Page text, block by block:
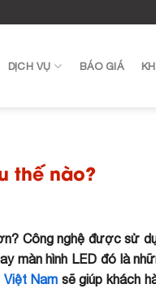
DỊCH VỤ BÁO GIÁ
thế nào?
Công nghệ được sử
màn hình LED đó là
Việt Nam sẽ giúp khách